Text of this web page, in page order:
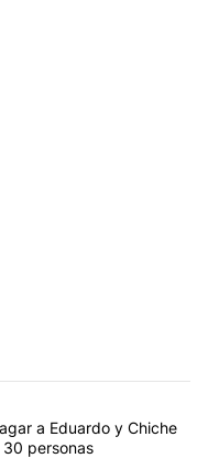
comentarios en los
VIP: piden
a Eduardo y Chiche
personas